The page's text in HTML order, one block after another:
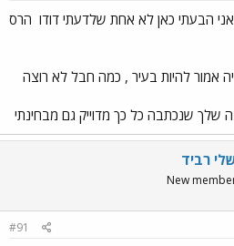
אני הבעתי כאן לא אחת שלדעתי דודו הרס
אמור להיות בעיר , כמה חבל לא רוצה
שלך שנכתבה כל כך מדוייק גם מבחינתי
רביד
New
#91